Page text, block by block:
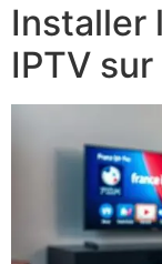
Installer
IPTV